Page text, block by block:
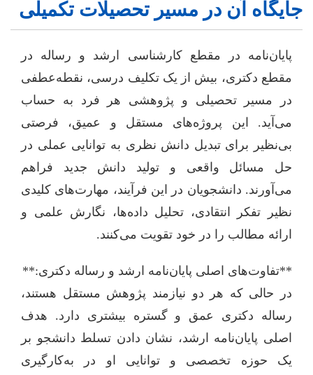
جایگاه آن در مسیر تحصیلات تکمیلی
پایان‌نامه در مقطع کارشناسی ارشد و رساله در
مقطع دکتری، بیش از یک تکلیف درسی، نقطه‌عطفی
در مسیر تحصیلی و پژوهشی هر فرد به حساب
می‌آید. این پروژه‌های مستقل و عمیق، فرصتی
بی‌نظیر برای تبدیل دانش نظری به توانایی عملی در
حل مسائل واقعی و تولید دانش جدید فراهم
می‌آورند. دانشجویان در این فرآیند، مهارت‌های کلیدی
نظیر تفکر انتقادی، تحلیل داده‌ها، نگارش علمی و
ارائه مطالب را در خود تقویت می‌کنند.
**تفاوت‌های اصلی پایان‌نامه ارشد و رساله دکتری:**
در حالی که هر دو نیازمند پژوهش مستقل هستند،
رساله دکتری عمق و گستره بیشتری دارد. هدف
اصلی پایان‌نامه ارشد، نشان دادن تسلط دانشجو بر
یک حوزه تخصصی و توانایی او در به‌کارگیری